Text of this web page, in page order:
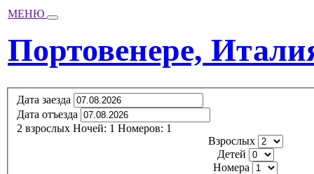
МЕНЮ
Портовенере,
Дата заезда
Дата отъезда
2 взрослых Ночей: 1 Номеров: 1
Взрослых
Детей
Номера